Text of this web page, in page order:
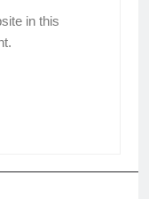
in this